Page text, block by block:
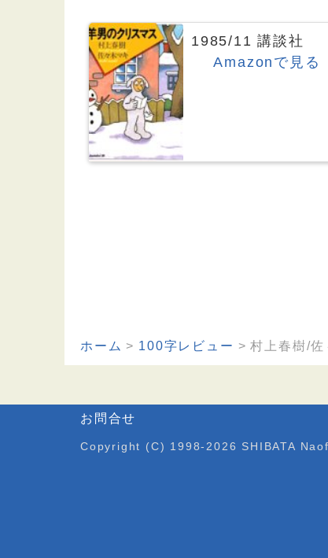
1985/11 講談社
Amazonで見る
ホーム 100字レビュー 村上春樹/佐
お問合せ
Copyright (C) 1998-2026 SHIBATA